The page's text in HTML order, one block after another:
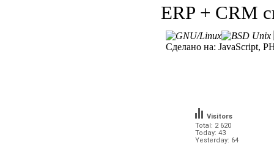
ERP + CRM
Сделано на: JavaScript,
Total: 2 620
Today: 43
Yesterday: 64
Visitors